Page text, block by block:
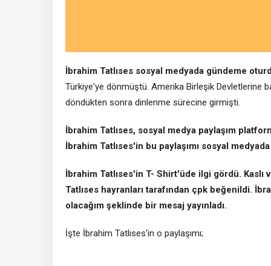
İbrahim Tatlıses sosyal medyada gündeme
Türkiye'ye dönmüştü. Amerika Birleşik Devletlerine
döndükten sonra dinlenme sürecine girmişti.
İbrahim Tatlıses, sosyal medya paylaşım
İbrahim Tatlıses'in bu paylaşımı sosyal
İbrahim Tatlıses'in T- Shirt'üde ilgi gördü. Kaslı
Tatlıses hayranları tarafından çpk beğenildi.
olacağım şeklinde bir mesaj yayınladı.
İşte İbrahim Tatlıses'in o paylaşımı;